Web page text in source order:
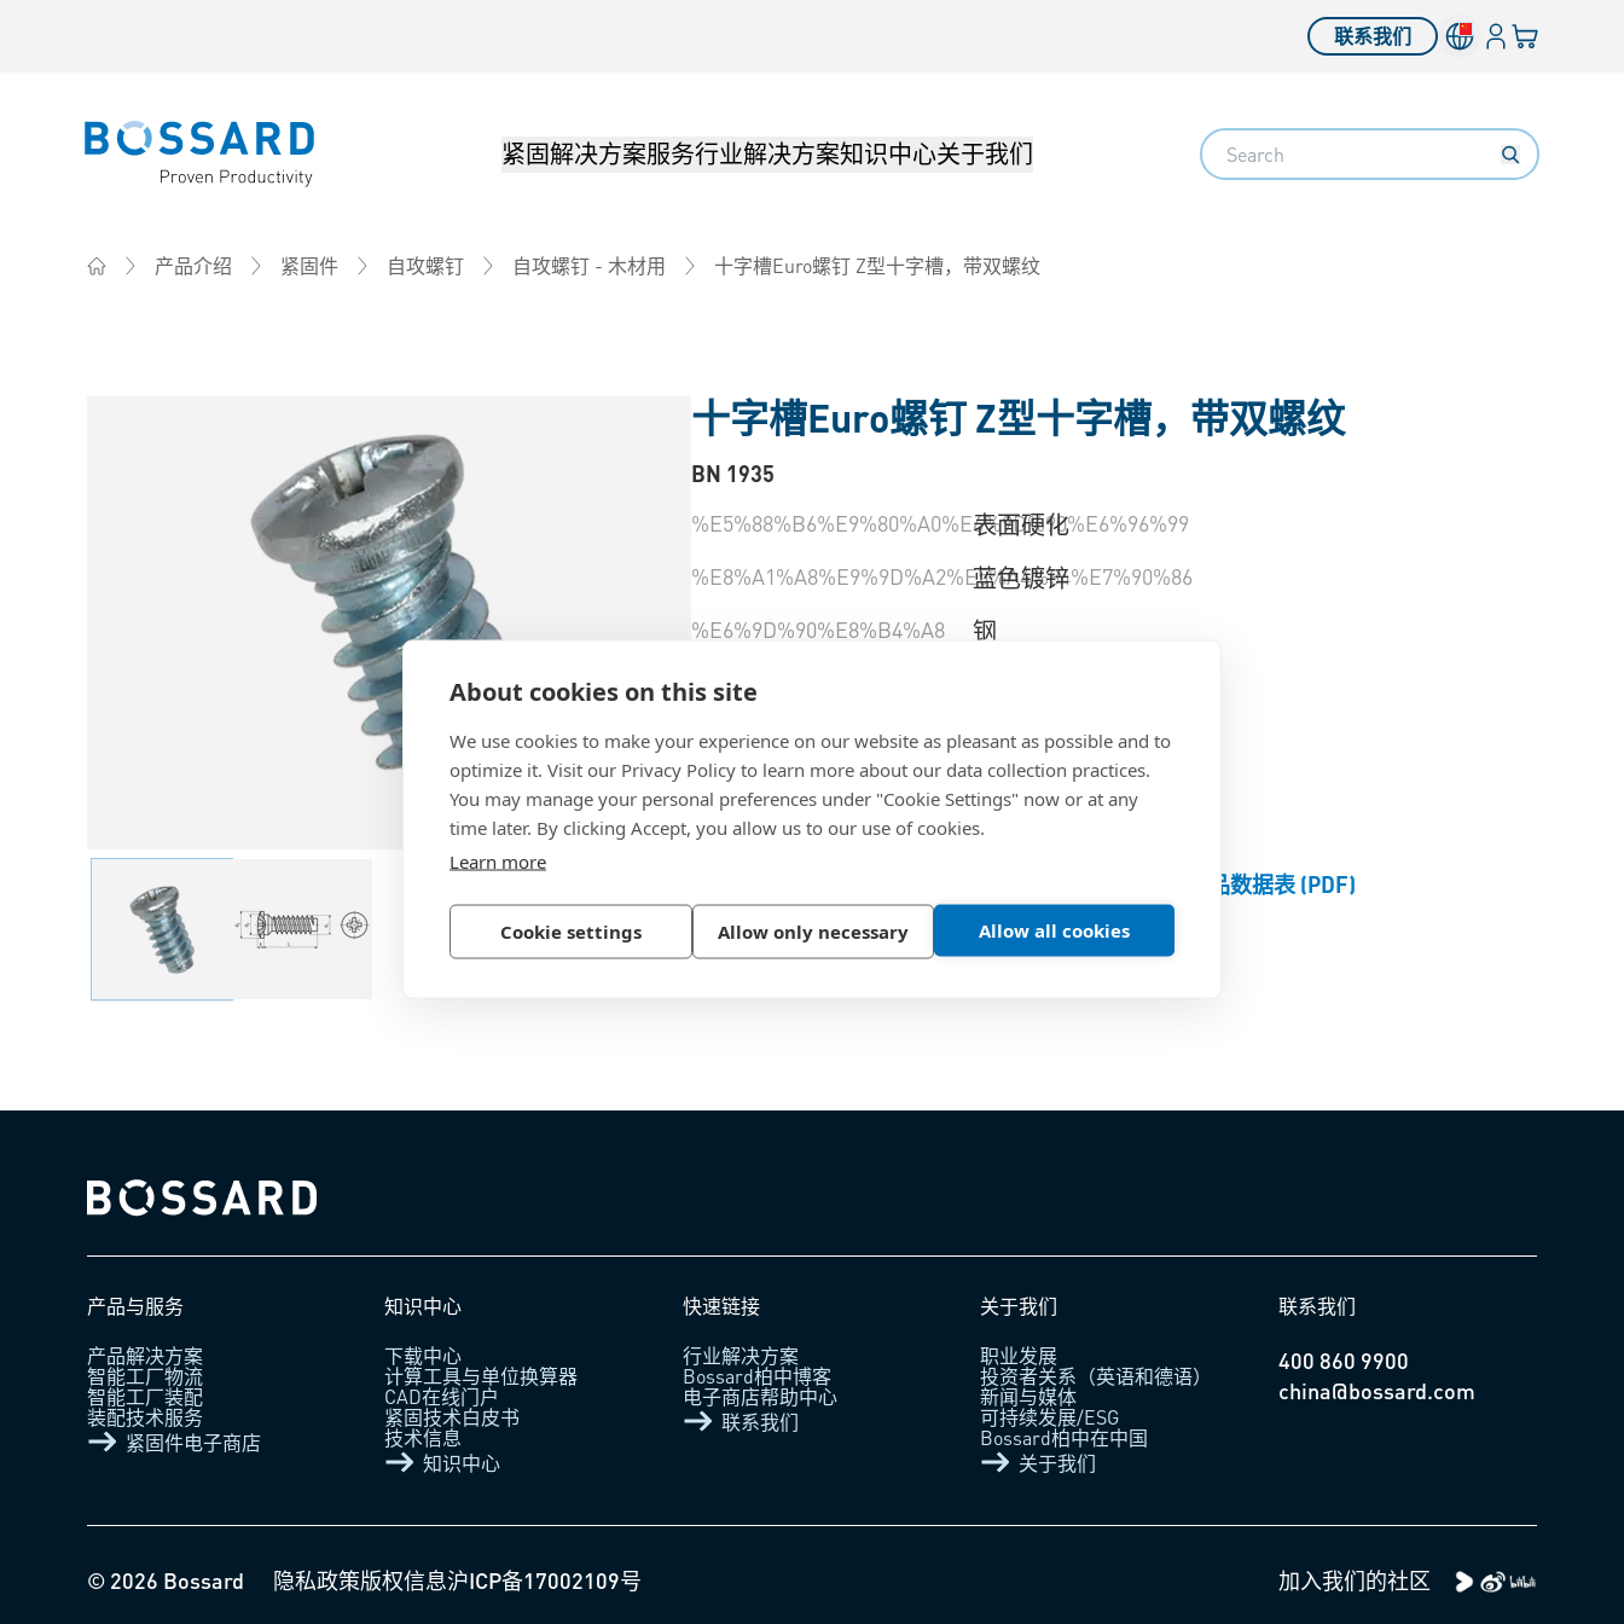
About cookies on this site
We use cookies to make your experience on our website as pleasant as possible and to
optimize it. Visit our Privacy Policy to learn more about our data collection practices.
You may manage your personal preferences under "Cookie Settings" now or at any
time later. By clicking Accept, you allow us to our use of cookies.
Learn more
Cookie settings Allow only necessary Allow all cookies
联系我们 登入您的购物车
Bossard homepage 紧固解决方案服务行业解决方案知识中心关于我们 Search
产品介绍 紧固件 自攻螺钉 自攻螺钉 - 木材用 十字槽Euro螺钉 Z型十字槽，带双螺纹
十字槽Euro螺钉 Z型十字槽，带双螺纹
BN 1935
%E5%88%B6%E9%80%A0%E6%9D%90%E6%96%99
表面硬化
%E8%A1%A8%E9%9D%A2%E5%A4%84%E7%90%86
蓝色镀锌
%E6%9D%90%E8%B4%A8 钢
%E9%A9%B1%E5%8A%A8%E6%A7%BD%E5%9E%8B
%E8%9E%BA%E7%BA%B9 全螺纹
%E5%A4%B4%E5%BD%A2 平圆头
产品数据表 (PDF)
Bossard homepage
产品与服务
产品解决方案
智能工厂物流
智能工厂装配
装配技术服务
紧固件电子商店
知识中心
下载中心
计算工具与单位换算器
CAD在线门户
紧固技术白皮书
技术信息
知识中心
快速链接
行业解决方案
Bossard柏中博客
电子商店帮助中心
联系我们
关于我们
职业发展
投资者关系（英语和德语）
新闻与媒体
可持续发展/ESG
Bossard柏中在中国
关于我们
联系我们
400 860 9900
china@bossard.com
隐私政策版权信息沪ICP备17002109号
© 2026 Bossard 加入我们的社区